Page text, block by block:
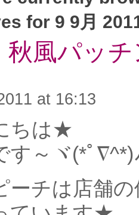
for 9 9月
風パッチ
at 16:13
ちは★
す～ヾ(*ﾟ∇^*)
ーチは店舗